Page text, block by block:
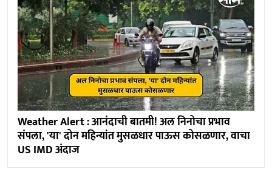
Weather Alert : आनंदाची बातमी! अल निनोचा प्रभाव
संपला, 'या' दोन महिन्यांत मुसळधार पाऊस कोसळणार, वाचा
US IMD अंदाज